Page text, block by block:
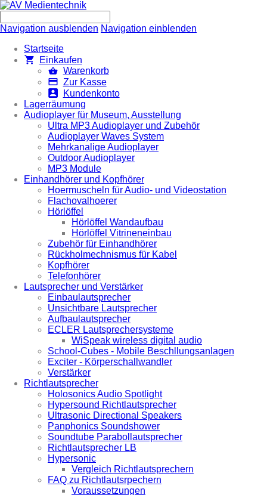
Navigation ausblenden Navigation einblenden
Startseite
Einkaufen
Warenkorb
Zur Kasse
Kundenkonto
Lagerräumung
Audioplayer für Museum, Ausstellung
Ultra MP3 Audioplayer und Zubehör
Audioplayer Waves System
Mehrkanalige Audioplayer
Outdoor Audioplayer
MP3 Module
Einhandhörer und Kopfhörer
Hoermuscheln für Audio- und Videostation
Flachovalhoerer
Hörlöffel
Hörlöffel Wandaufbau
Hörlöffel Vitrineneinbau
Zubehör für Einhandhörer
Rückholmechnismus für Kabel
Kopfhörer
Telefonhörer
Lautsprecher und Verstärker
Einbaulautsprecher
Unsichtbare Lautsprecher
Aufbaulautsprecher
ECLER Lautsprechersysteme
WiSpeak wireless digital audio
School-Cubes - Mobile Beschllungsanlagen
Exciter - Körperschallwandler
Verstärker
Richtlautsprecher
Holosonics Audio Spotlight
Hypersound Richtlautsprecher
Ultrasonic Directional Speakers
Panphonics Soundshower
Soundtube Parabollautsprecher
Richtlautsprecher LB
Hypersonic
Vergleich Richtlautsprechern
FAQ zu Richtlautsrpechern
Voraussetzungen